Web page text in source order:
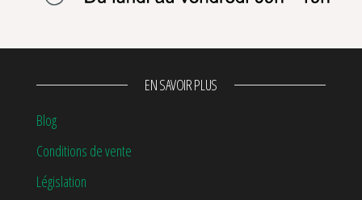
EN SAVOIR PLUS
Blog
Conditions de vente
Législation